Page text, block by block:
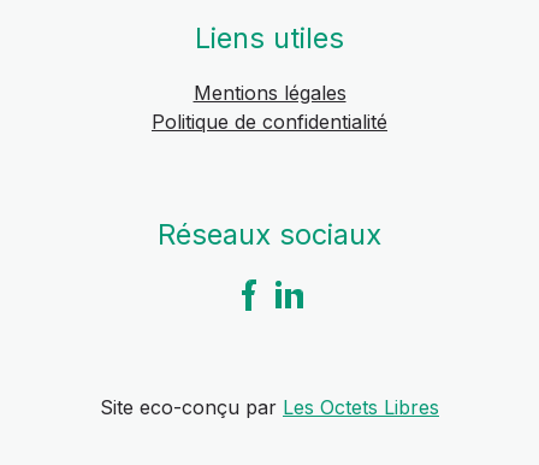
Liens utiles
Mentions légales
Politique de confidentialité
Réseaux sociaux
Site eco-conçu par Les Octets Libres